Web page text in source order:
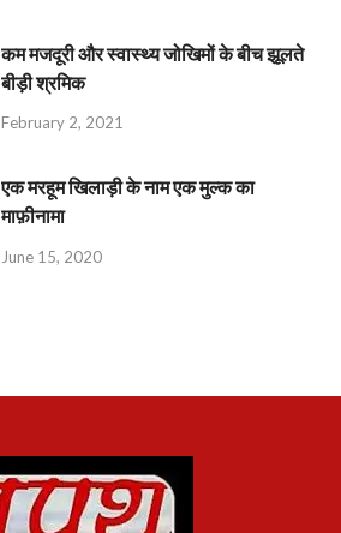
कम मजदूरी और स्वास्थ्य जोखिमों के बीच झूलते
बीड़ी श्रमिक
February 2, 2021
एक मरहूम खिलाड़ी के नाम एक मुल्क का
माफ़ीनामा
June 15, 2020